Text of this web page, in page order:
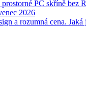
PC skříně bez
2026
a rozumná cena. Jaká